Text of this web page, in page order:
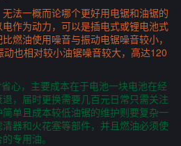
法一概而论哪个更好用电锯和油锯的
作为动力，可以是插电式或锂电池式
燃油使用噪音与振动电锯噪音较小，
也相对较小油锯噪音较大，高达120
心，主要成本在于电池一块电池在经
，届时更换需要几百元日常只需关注
单且成本较低油锯的维护则要复杂一
器和火花塞等部件，并且燃油必须使
专用油。